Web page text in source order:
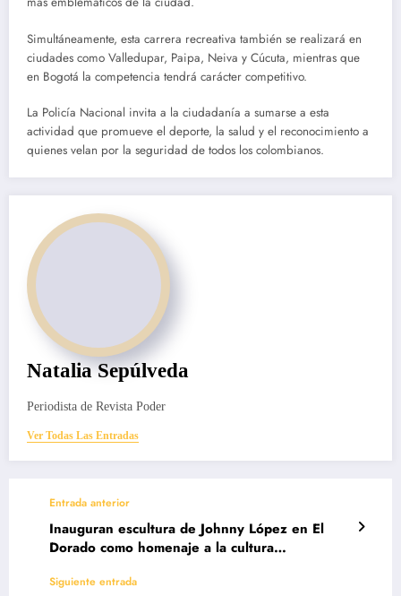
Simultáneamente, esta carrera recreativa también se realizará en
ciudades como Valledupar, Paipa, Neiva y Cúcuta, mientras que
en Bogotá la competencia tendrá carácter competitivo.
La Policía Nacional invita a la ciudadanía a sumarse a esta
actividad que promueve el deporte, la salud y el reconocimiento a
quienes velan por la seguridad de todos los colombianos.
Natalia Sepúlveda
Periodista de Revista Poder
Ver Todas Las Entradas
Entrada anterior
Inauguran escultura de Johnny López en El
Dorado como homenaje a la cultura
Siguiente entrada